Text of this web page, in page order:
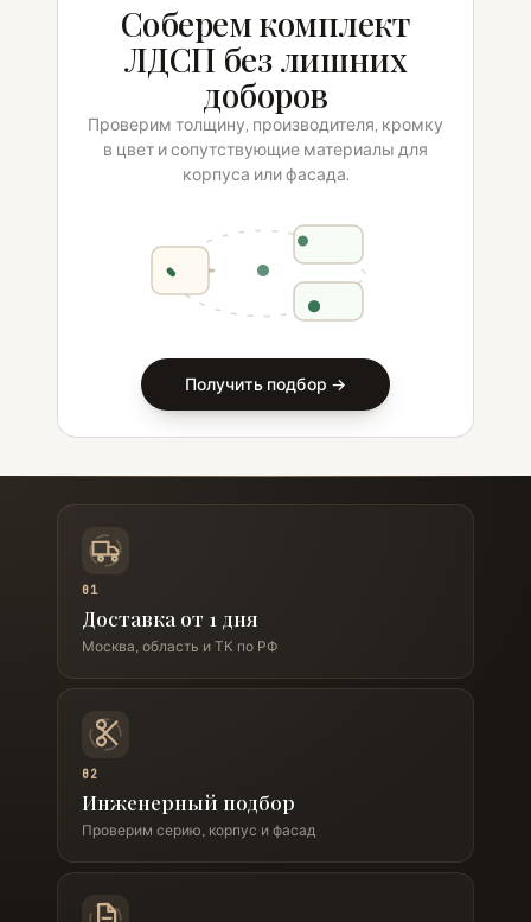
Соберем комплект
ЛДСП без лишних
доборов
Проверим толщину, производителя, кромку
в цвет и сопутствующие материалы для
корпуса или фасада.
Получить подбор →
01
Доставка от 1 дня
Москва, область и ТК по РФ
02
Инженерный подбор
Проверим серию, корпус и фасад